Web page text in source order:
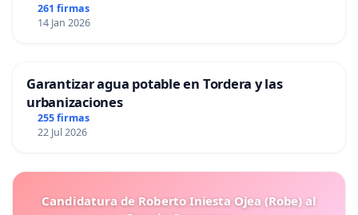
261 firmas
14 Jan 2026
Garantizar agua potable en Tordera y las
urbanizaciones
255 firmas
22 Jul 2026
Candidatura de Roberto Iniesta Ojea (Robe) al